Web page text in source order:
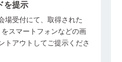
を提示
場受付にて、取得された
をスマートフォンなどの画
トアウトしてご提示くださ